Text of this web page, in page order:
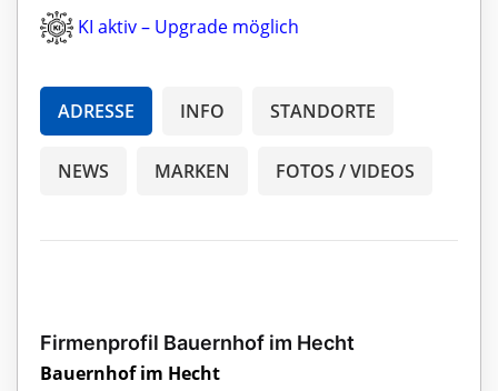
KI aktiv – Upgrade möglich
ADRESSE INFO STANDORTE
NEWS MARKEN FOTOS / VIDEOS
Firmenprofil Bauernhof im Hecht
Bauernhof im Hecht